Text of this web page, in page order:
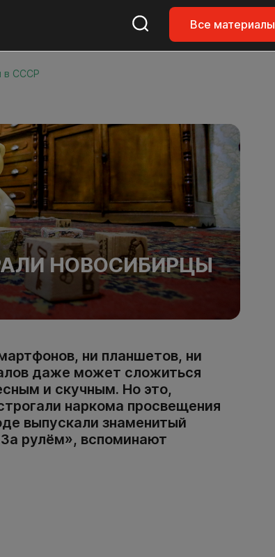
Все материалы
в СССР
НОВОСИБИРЦЫ
ни планшетов, ни
даже может сложиться
и скучным. Но это,
наркома просвещения
выпускали знаменитый
рулём», вспоминают